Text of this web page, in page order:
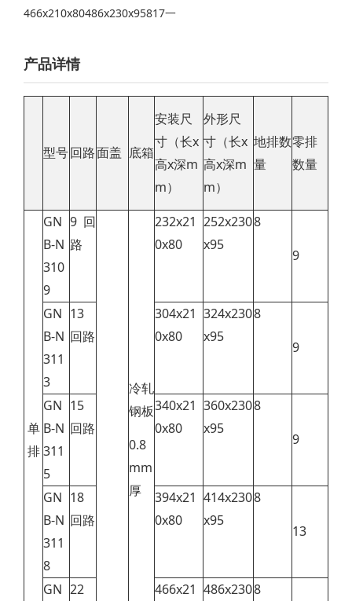
466x210x80486x230x95817一
产品详情
型号回路面盖 底箱
安装尺
寸（长x
高x深m
m）
外形尺
寸 （长x
高x深m
m）
地排数
量
零排
数量
单
排
GN
B-N
310
9
9 回
路
冷轧
钢板
0.8
mm
厚
232x21
0x80
252x230
x95
8
9
GN
B-N
311
3
13
回路
304x21
0x80
324x230
x95
8
9
GN
B-N
311
5
15
回路
340x21
0x80
360x230
x95
8
9
GN
B-N
311
8
18
回路
394x21
0x80
414x230
x95
8
13
GN 22
466x21 486x2308